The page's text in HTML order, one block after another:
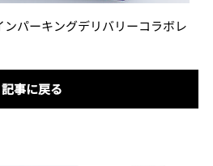
パーキングデリバリーコラボレ
記事に戻る